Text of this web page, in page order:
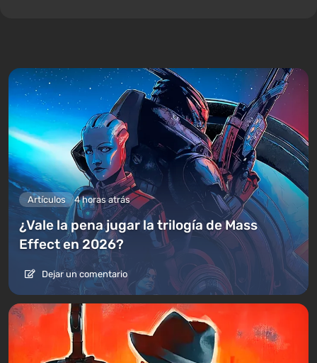
Artículos 4 horas atrás
¿Vale la pena jugar la trilogía de Mass
Effect en 2026?
Dejar un comentario